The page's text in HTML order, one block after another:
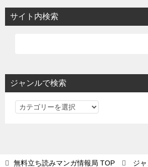
サイト内検索
ジャンルで検索
ジ
無料立ち読みマンガ情報局 TOP ジ